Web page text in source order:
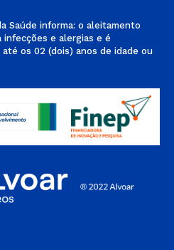
Saúde informa: o aleitamento
infecções e alergias e é
até os 02 (dois) anos de idade ou